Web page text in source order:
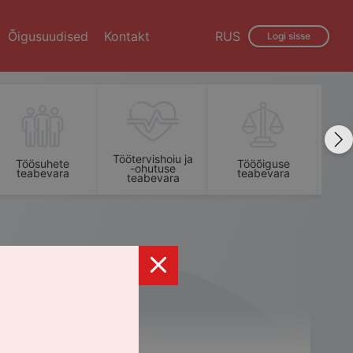
Õigusuudised Kontakt Logi sisse
RUS
Töösuhete
teabevara
Töötervishoiu ja
-ohutuse
teabevara
Tööõiguse
teabevara